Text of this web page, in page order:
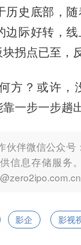
历史底部，
边际好转，
拐点已至，
方？或许，
一步一步趟出
伙伴微信公众
信息存储服务
影企 影视